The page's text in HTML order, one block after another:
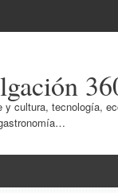
y cultura, tecnología,